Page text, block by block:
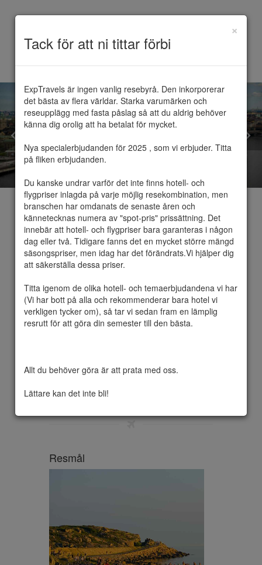
Tack för att ni tittar förbi
×
ExpTravels är ingen vanlig resebyrå. Den inkorporerar
det bästa av flera världar. Starka varumärken och
reseupplägg med fasta påslag så att du aldrig behöver
känna dig orolig att ha betalat för mycket.
Nya specialerbjudanden för 2025 , som vi erbjuder. Titta
på fliken erbjudanden.
Du kanske undrar varför det inte finns hotell- och
flygpriser inlagda på varje möjlig resekombination, men
branschen har omdanats de senaste åren och
kännetecknas numera av "spot-pris" prissättning. Det
innebär att hotell- och flygpriser bara garanteras i någon
dag eller två. Tidigare fanns det en mycket större mängd
säsongspriser, men idag har det förändrats.Vi hjälper dig
att säkerställa dessa priser.
Titta igenom de olika hotell- och temaerbjudandena vi har
(Vi har bott på alla och rekommenderar bara hotel vi
verkligen tycker om), så tar vi sedan fram en lämplig
resrutt för att göra din semester till den bästa.
Allt du behöver göra är att prata med oss.
Lättare kan det inte bli!
Sverige
Sverige ligger i norra Europa, på östra
delen av den skandinaviska halvön och
sträcker sig över ungefär 17 latituder
(mellan Haparanda i öster och Strömstad i
landet i Europa.
Resmål